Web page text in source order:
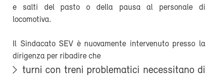
e salti del pasto o della pausa al personale di
locomotiva.
Il Sindacato SEV è nuovamente intervenuto presso la
dirigenza per ribadire che
turni con treni problematici necessitano di